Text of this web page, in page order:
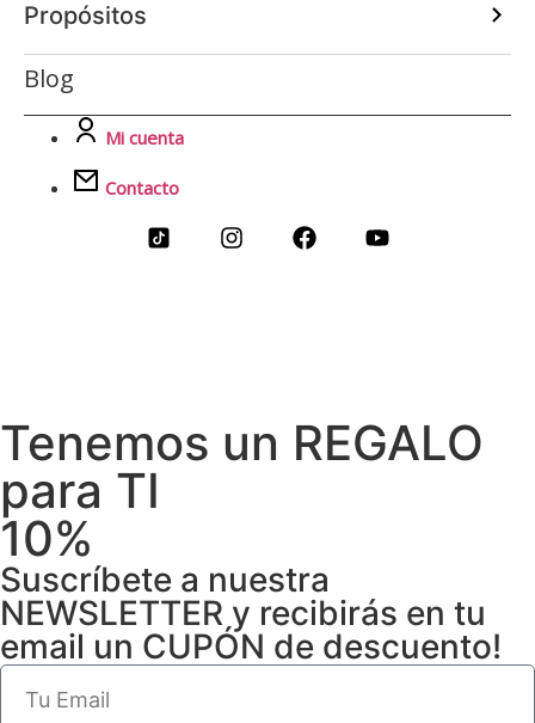
Propósitos
Blog
Mi cuenta
Contacto
Tenemos un REGALO
para TI
10%
Suscríbete a nuestra
NEWSLETTER y recibirás en tu
email un CUPÓN de descuento!